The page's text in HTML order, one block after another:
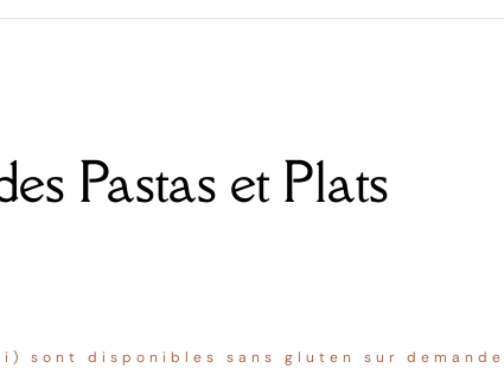
Pastas et Plats
sont disponibles sans gluten sur demande